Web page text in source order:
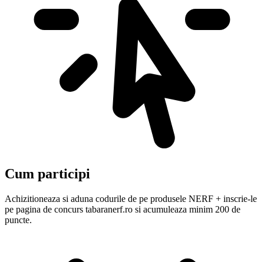
Cum participi
Achizitioneaza si aduna codurile de pe produsele NERF + inscrie-le
pe pagina de concurs tabaranerf.ro si acumuleaza minim 200 de
puncte.